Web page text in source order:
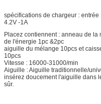
spécifications de chargeur :
4.2V -1A
Placez contiennent : anneau de
de l'énergie 1pc &2pc
aiguille du mélange 10pcs et
10pcs
Vitesse : 16000-31000/min
Aiguille : Aiguille traditionnelle/
insérez doucement l'aiguille dans
sûr.